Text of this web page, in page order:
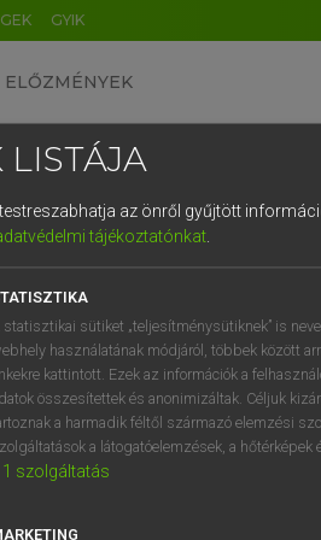
GYIK
ELŐZMÉNYEK
szótár
VAN ELŐFIZETÉSED?
megtekintéséhez.
LISTÁJA
az önről gyűjtött
tájékoztatónkat.
statisztikai sütiket „teljesítménysütiknek” is
használatának módjáról, többek között
kattintott. Ezek az információk a
összesítettek és anonimizáltak. Céljuk
a harmadik féltől származó elemzési
a látogatóelemzések, a hőtérképek
1 szolgáltatás
DE CN FR ES IT NL
1 2 3 4 5 6
q w e r t
a s d f g h
í y x c v